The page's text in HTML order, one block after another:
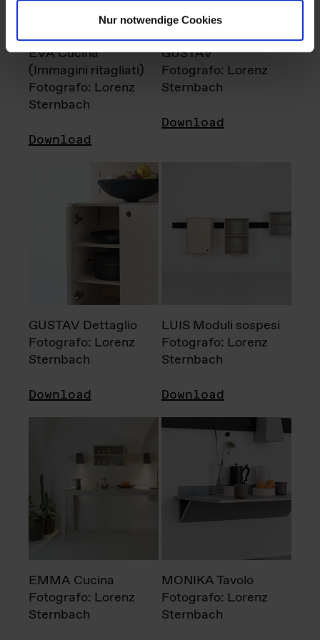
Nur notwendige Cookies
EVA Cucina
(Immagini ritagliati)
Fotografo: Lorenz
Sternbach
Download
GUSTAV
Fotografo: Lorenz
Sternbach
Download
GUSTAV Dettaglio
Fotografo: Lorenz
Sternbach
Download
LUIS Moduli sospesi
Fotografo: Lorenz
Sternbach
Download
EMMA Cucina
Fotografo: Lorenz
Sternbach
MONIKA Tavolo
Fotografo: Lorenz
Sternbach